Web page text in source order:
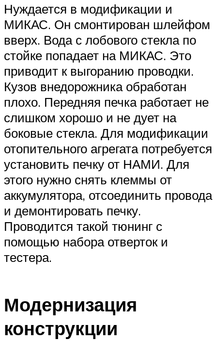
Нуждается в модификации и
МИКАС. Он смонтирован шлейфом
вверх. Вода с лобового стекла по
стойке попадает на МИКАС. Это
приводит к выгоранию проводки.
Кузов внедорожника обработан
плохо. Передняя печка работает не
слишком хорошо и не дует на
боковые стекла. Для модификации
отопительного агрегата потребуется
установить печку от НАМИ. Для
этого нужно снять клеммы от
аккумулятора, отсоединить провода
и демонтировать печку.
Проводится такой тюнинг с
помощью набора отверток и
тестера.
Модернизация
конструкции